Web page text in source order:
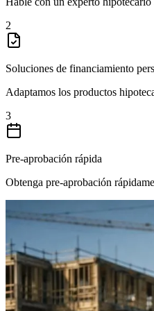
2
Soluciones de financiamiento
Adaptamos los productos
3
Pre-aprobación rápida
Obtenga pre-aprobación